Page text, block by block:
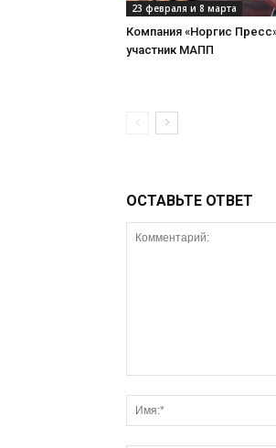
23 февраля и 8 марта
Компания «Норгис
участник МАПП
ОСТАВЬТЕ ОТВЕТ